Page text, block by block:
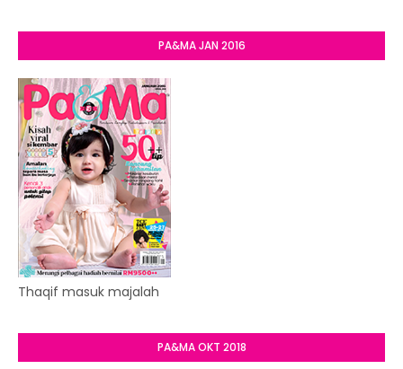
PA&MA JAN 2016
Thaqif masuk majalah
PA&MA OKT 2018